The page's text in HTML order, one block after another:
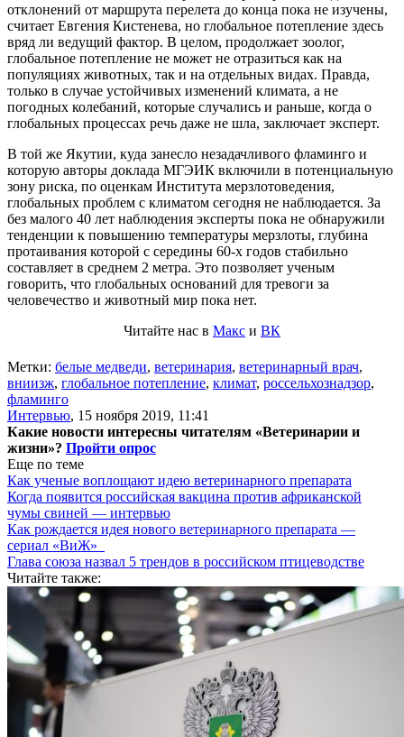
отклонений от маршрута перелета до конца пока не изучены,
считает Евгения Кистенева, но глобальное потепление здесь
вряд ли ведущий фактор. В целом, продолжает зоолог,
глобальное потепление не может не отразиться как на
популяциях животных, так и на отдельных видах. Правда,
только в случае устойчивых изменений климата, а не
погодных колебаний, которые случались и раньше, когда о
глобальных процессах речь даже не шла, заключает эксперт.
В той же Якутии, куда занесло незадачливого фламинго и
которую авторы доклада МГЭИК включили в потенциальную
зону риска, по оценкам Института мерзлотоведения,
глобальных проблем с климатом сегодня не наблюдается. За
без малого 40 лет наблюдения эксперты пока не обнаружили
тенденции к повышению температуры мерзлоты, глубина
протаивания которой с середины 60-х годов стабильно
составляет в среднем 2 метра. Это позволяет ученым
говорить, что глобальных оснований для тревоги за
человечество и животный мир пока нет.
Читайте нас в Макс и ВК
Метки: белые медведи, ветеринария, ветеринарный врач,
вниизж, глобальное потепление, климат, россельхознадзор,
фламинго
Интервью, 15 ноября 2019, 11:41
Какие новости интересны читателям «Ветеринарии и
жизни»? Пройти опрос
Еще по теме
Как ученые воплощают идею ветеринарного препарата
Когда появится российская вакцина против африканской
чумы свиней — интервью
Как рождается идея нового ветеринарного препарата —
сериал «ВиЖ»
Глава союза назвал 5 трендов в российском птицеводстве
Читайте также: